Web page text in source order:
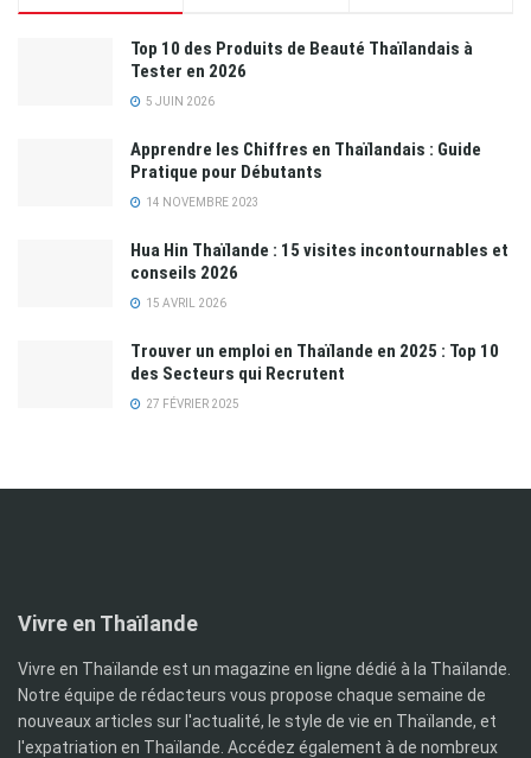
Top 10 des Produits de Beauté Thaïlandais à
Tester en 2026
5 JUIN 2026
Apprendre les Chiffres en Thaïlandais : Guide
Pratique pour Débutants
14 NOVEMBRE 2023
Hua Hin Thaïlande : 15 visites incontournables et
conseils 2026
15 AVRIL 2026
Trouver un emploi en Thaïlande en 2025 : Top 10
des Secteurs qui Recrutent
27 FÉVRIER 2025
Vivre en Thaïlande
Vivre en Thaïlande est un magazine en ligne dédié à la Thaïlande.
Notre équipe de rédacteurs vous propose chaque semaine de
nouveaux articles sur l'actualité, le style de vie en Thaïlande, et
l'expatriation en Thaïlande. Accédez également à de nombreux